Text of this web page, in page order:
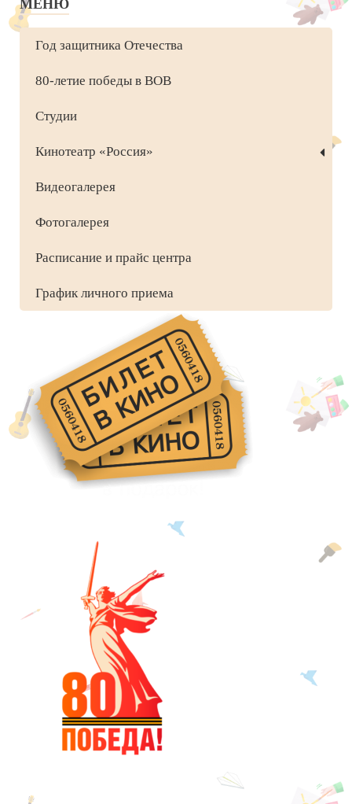
МЕНЮ
Год защитника Отечества
80-летие победы в ВОВ
Студии
Кинотеатр «Россия»
Видеогалерея
Фотогалерея
Расписание и прайс центра
График личного приема